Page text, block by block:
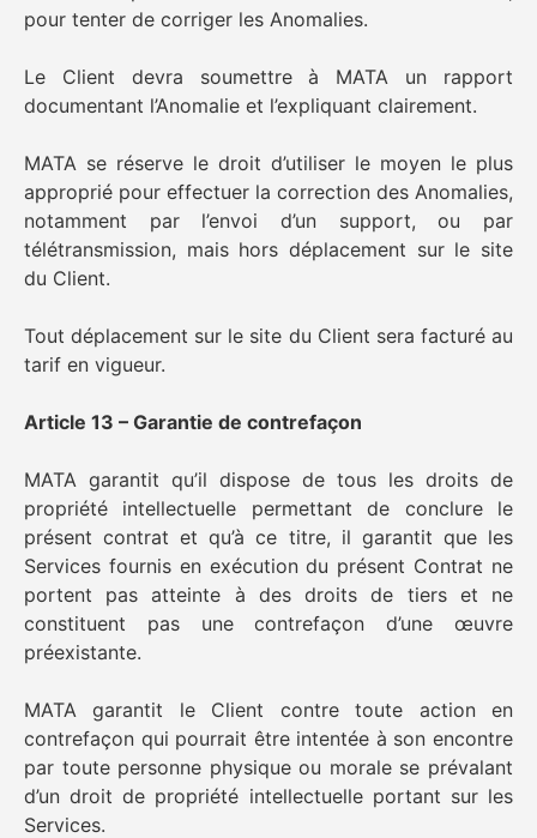
pour tenter de corriger les Anomalies.
Le Client devra soumettre à MATA un rapport
documentant l’Anomalie et l’expliquant clairement.
MATA se réserve le droit d’utiliser le moyen le plus
approprié pour effectuer la correction des Anomalies,
notamment par l’envoi d’un support, ou par
télétransmission, mais hors déplacement sur le site
du Client.
Tout déplacement sur le site du Client sera facturé au
tarif en vigueur.
Article 13 – Garantie de contrefaçon
MATA garantit qu’il dispose de tous les droits de
propriété intellectuelle permettant de conclure le
présent contrat et qu’à ce titre, il garantit que les
Services fournis en exécution du présent Contrat ne
portent pas atteinte à des droits de tiers et ne
constituent pas une contrefaçon d’une œuvre
préexistante.
MATA garantit le Client contre toute action en
contrefaçon qui pourrait être intentée à son encontre
par toute personne physique ou morale se prévalant
d’un droit de propriété intellectuelle portant sur les
Services.